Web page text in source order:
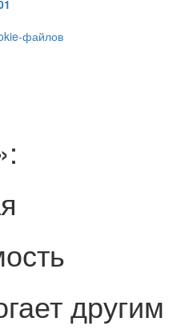
файлов
другим